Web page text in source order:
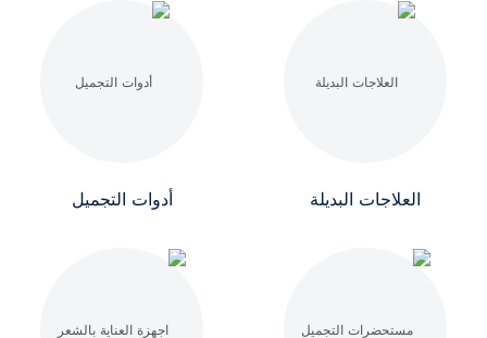
العلاجات البديلة أدوات التجميل